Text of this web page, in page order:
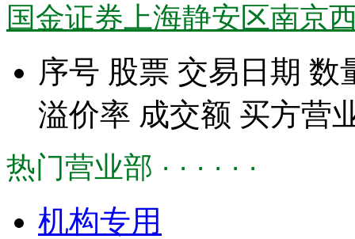
国金证券上海静安区南京
序号 股票 交易日期 数
溢价率 成交额 买方营
热门营业部 · · · · · ·
机构专用